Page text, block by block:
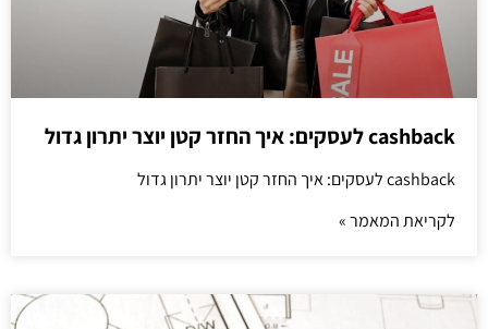
cashback לעסקים: איך החזר קטן יוצר יתרון גדול
cashback לעסקים: איך החזר קטן יוצר יתרון גדול
לקריאת המאמר »